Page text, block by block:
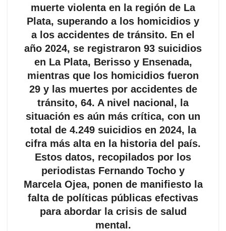
muerte violenta en la región de La
Plata, superando a los homicidios y
a los accidentes de tránsito. En el
año 2024, se registraron 93 suicidios
en La Plata, Berisso y Ensenada,
mientras que los homicidios fueron
29 y las muertes por accidentes de
tránsito, 64. A nivel nacional, la
situación es aún más crítica, con un
total de 4.249 suicidios en 2024, la
cifra más alta en la historia del país.
Estos datos, recopilados por los
periodistas Fernando Tocho y
Marcela Ojea, ponen de manifiesto la
falta de políticas públicas efectivas
para abordar la crisis de salud
mental.